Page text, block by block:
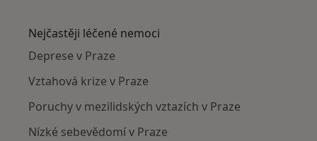
Nejčastěji léčené nemoci
Deprese v Praze
Vztahová krize v Praze
Poruchy v mezilidských vztazích v Praze
Nízké sebevědomí v Praze